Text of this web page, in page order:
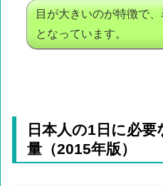
目が大きいのが特徴で
となっています。
日本人の1日に必
量（2015年版）